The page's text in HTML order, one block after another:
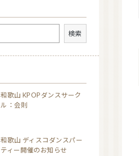
検索
和歌山 KPOPダンスサーク
ル：会則
和歌山 ディスコダンスパー
ティー開催のお知らせ